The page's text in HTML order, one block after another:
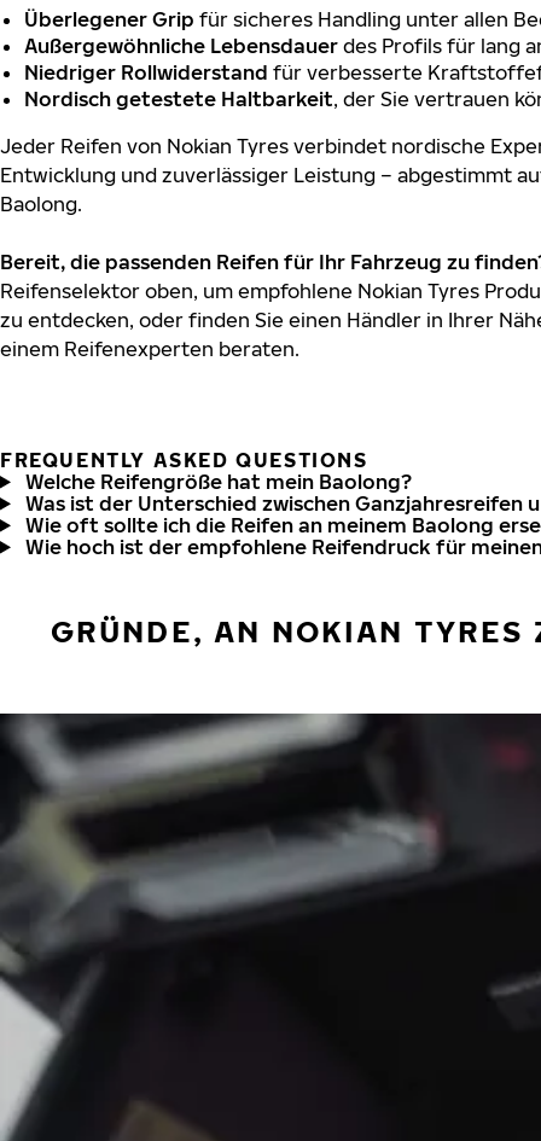
Überlegener Grip für sicheres Handling unter allen
Außergewöhnliche Lebensdauer des Profils für lang
Niedriger Rollwiderstand für verbesserte
Nordisch getestete Haltbarkeit, der Sie vertrauen
Jeder Reifen von Nokian Tyres verbindet nordische
Entwicklung und zuverlässiger Leistung – abgestimmt
Baolong.
Bereit, die passenden Reifen für Ihr Fahrzeug zu
Reifenselektor oben, um empfohlene Nokian Tyres
zu entdecken, oder finden Sie einen Händler in Ihrer
einem Reifenexperten beraten.
FREQUENTLY ASKED QUESTIONS
Welche Reifengröße hat mein Baolong?
Was ist der Unterschied zwischen Ganzjahresreifen
Wie oft sollte ich die Reifen an meinem Baolong
Wie hoch ist der empfohlene Reifendruck für
GRÜNDE, AN NOKIAN TYRES